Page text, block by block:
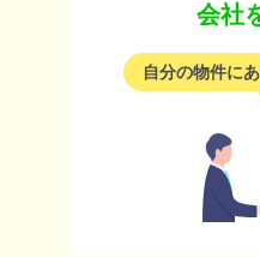
会社
自分の物件に